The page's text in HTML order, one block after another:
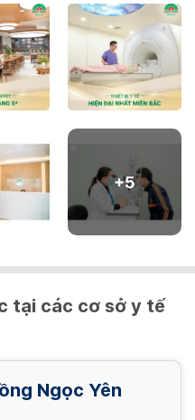
(đã bao gồm thụt
+5
tại các cơ sở y tế
Ngọc Yên